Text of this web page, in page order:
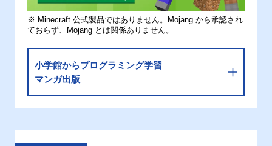
※ Minecraft 公式製品ではありません。Mojang から承認され
ておらず、Mojang とは関係ありません。
小学館からプログラミング学習
マンガ出版